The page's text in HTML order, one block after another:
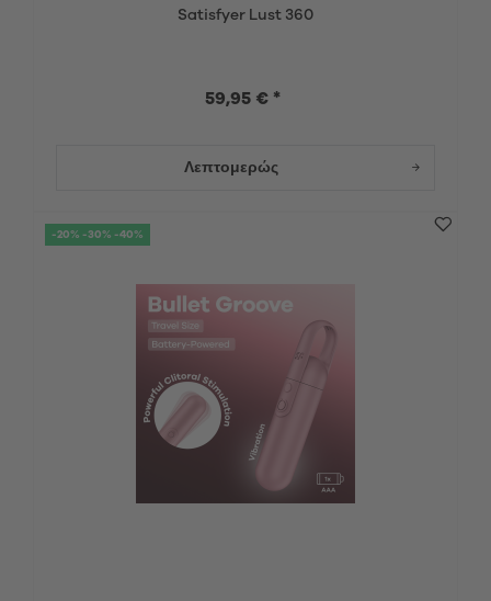
Satisfyer Lust 360
59,95 € *
Λεπτομερώς
-20% -30% -40%